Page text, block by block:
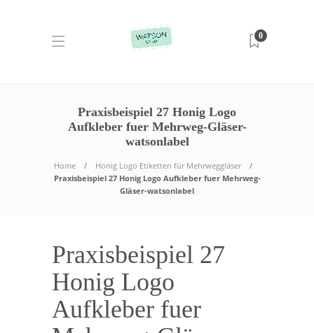
0
Praxisbeispiel 27 Honig Logo
Aufkleber fuer Mehrweg-Gläser-
watsonlabel
Home
Honig Logo Etiketten für Mehrweggläser
Praxisbeispiel 27 Honig Logo Aufkleber fuer Mehrweg-
Gläser-watsonlabel
Praxisbeispiel 27
Honig Logo
Aufkleber fuer